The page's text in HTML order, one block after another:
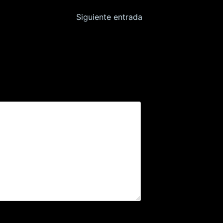
Siguiente entrada